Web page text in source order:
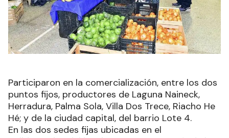
Participaron en la comercialización, entre los dos
puntos fijos, productores de Laguna Naineck,
Herradura, Palma Sola, Villa Dos Trece, Riacho He
Hé; y de la ciudad capital, del barrio Lote 4.
En las dos sedes fijas ubicadas en el